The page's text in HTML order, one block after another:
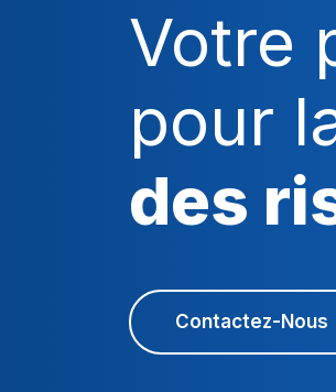
Votre
pour
des
Contactez-Nous